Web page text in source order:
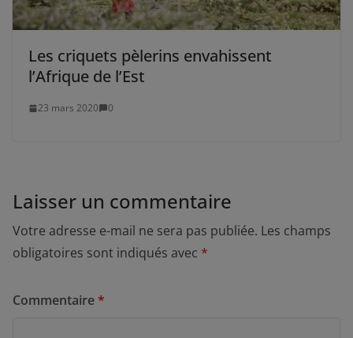
Les criquets pèlerins envahissent
l’Afrique de l’Est
23 mars 2020 0
Laisser un commentaire
Votre adresse e-mail ne sera pas publiée. Les champs
obligatoires sont indiqués avec *
Commentaire*